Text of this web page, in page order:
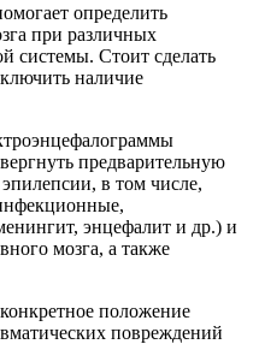
определить
при различных
системы. Стоит сделать
наличие
предварительную
в том числе,
энцефалит и др.) и
мозга, а также
положение
повреждений